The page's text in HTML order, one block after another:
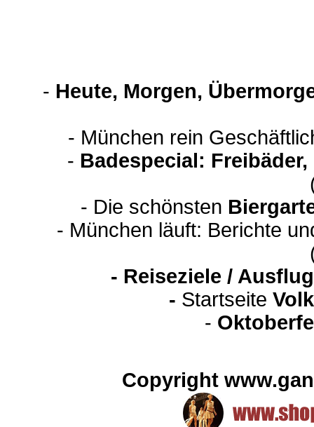
- Heute, Morgen,
- München rein
- Badespecial:
- Die schönsten
- München läuft: Berichte
- Reiseziele /
- Startseite
-
Copyright